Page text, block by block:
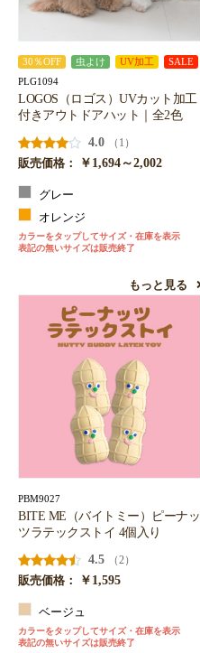
30％OFF 虫よけ UV加工 SALE
PLG1094
LOGOS（ロゴス）UVカット加工
付きアウトドアハット｜全2色
4.0
（1）
販売価格：
￥1,694～2,002
グレー
オレンジ
カラーをタップしてサイズ・在庫を表示
表記の無いサイズは販売終了
もっと見る
PBM9027
BITE ME（バイトミー）ピーナッ
ツラテックストイ 4個入り
4.5
（2）
販売価格：
￥1,595
ベージュ
カラーをタップしてサイズ・在庫を表示
表記の無いサイズは販売終了